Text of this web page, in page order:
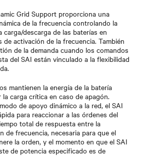
Grid Support proporciona una
de la frecuencia controlando la
carga/descarga de las baterías en
activación de la frecuencia. También
de la demanda cuando los comandos
del SAI están vinculado a la flexibilidad
mantienen la energía de la batería
carga crítica en caso de apagón.
de apoyo dinámico a la red, el SAI
para reaccionar a las órdenes del
total de respuesta entre la
de frecuencia, necesaria para que el
la orden, y el momento en que el SAI
de potencia especificado es de